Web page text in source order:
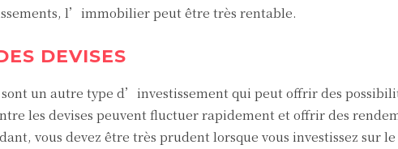
l’immobilier peut être très rentable.
DEVISES
sont un autre type d’investissement qui peut offrir des
les devises peuvent fluctuer rapidement et offrir des
vous devez être très prudent lorsque vous investissez sur le